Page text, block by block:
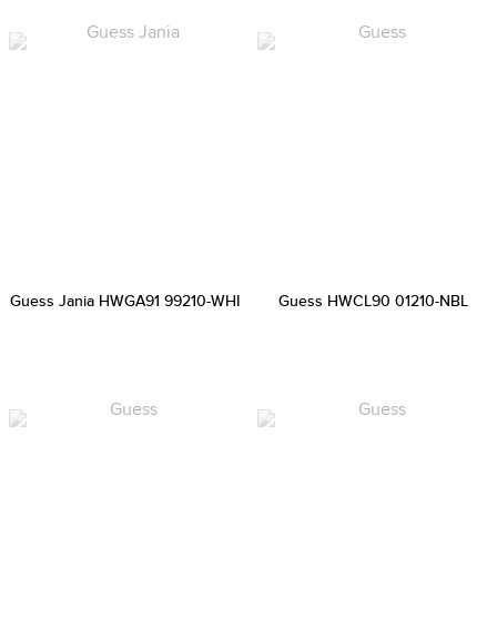
Guess Jania HWGA91 99210-WHI Guess HWCL90 01210-NBL